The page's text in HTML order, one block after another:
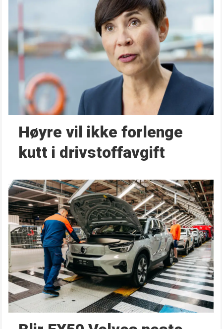
Høyre vil ikke forlenge
kutt i drivstoffavgift